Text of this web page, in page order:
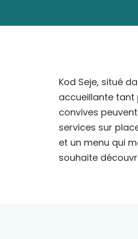
Kod Seje, situé
accueillante tant
convives
services sur
et un menu qui
souhaite